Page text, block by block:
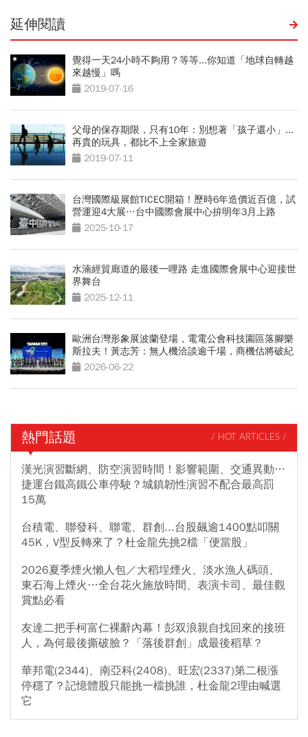
延伸閱讀
覺得一天24小時不夠用？等等...你知道「地球自轉越
來越慢」嗎
2019-07-16
父母的保存期限，只有10年：別想著「孩子還小」...
再貴的玩具，都比不上全家旅遊
2019-07-11
台灣國際級展館TICEC開箱！歷時6年造價近百億，試
營運迎4大展…台中國際會展中心拚明年3月上路
2025-10-17
水湳經貿廊道的最後一哩路 走進國際會展中心迎接世
界舞台
2025-12-11
歐洲台灣形象展波蘭登場，電電公會科技園區落腳樂
斯拉夫！黃志芳：無人機洽談逾千場，商機估將破紀
錄 2026-06-22
熱門話題 / HOT ARTICLES /
漢光演習斷網、防空演習時間！影響範圍、交通異動…
捷運台鐵高鐵公車停駛？城鎮韌性演習不配合最高罰
15萬
台積電、聯發科、聯電、群創...台股飆逾1400點叩關
45K，V型反轉來了？杜金龍先挑2檔「便當股」
2026夏季煙火懶人包／大稻埕煙火、淡水漁人碼頭、
東石海上煙火…全台花火施放時間、表演卡司、最佳觀
賞點必看
友達二把手柯富仁裸辭內幕！彭双浪親自找回來的接班
人，為何最後撕破臉？「落後群創」成最後稻草？
華邦電(2344)、南亞科(2408)、旺宏(2337)第二根漲
停穩了？記憶體股只能挑一檔挑誰，杜金龍2理由喊選
它